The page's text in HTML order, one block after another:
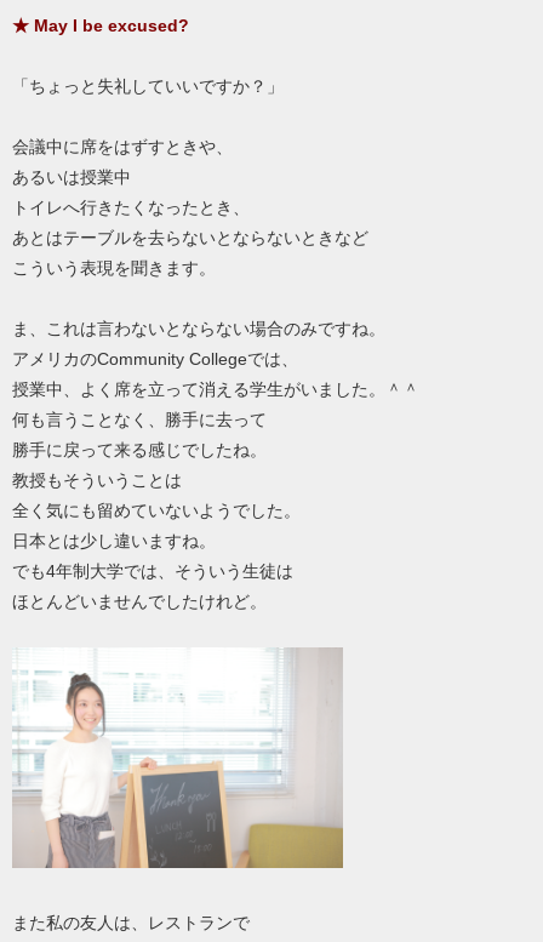
★ May I be excused?
「ちょっと失礼していいですか？」
会議中に席をはずすときや、
あるいは授業中
トイレへ行きたくなったとき、
あとはテーブルを去らないとならないときなど
こういう表現を聞きます。
ま、これは言わないとならない場合のみですね。
アメリカのCommunity Collegeでは、
授業中、よく席を立って消える学生がいました。＾＾
何も言うことなく、勝手に去って
勝手に戻って来る感じでしたね。
教授もそういうことは
全く気にも留めていないようでした。
日本とは少し違いますね。
でも4年制大学では、そういう生徒は
ほとんどいませんでしたけれど。
また私の友人は、レストランで